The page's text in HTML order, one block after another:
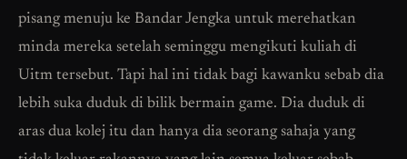
pisang menuju ke Bandar Jengka untuk merehatkan
minda mereka setelah seminggu mengikuti kuliah di
Uitm tersebut. Tapi hal ini tidak bagi kawanku sebab dia
lebih suka duduk di bilik bermain game. Dia duduk di
aras dua kolej itu dan hanya dia seorang sahaja yang